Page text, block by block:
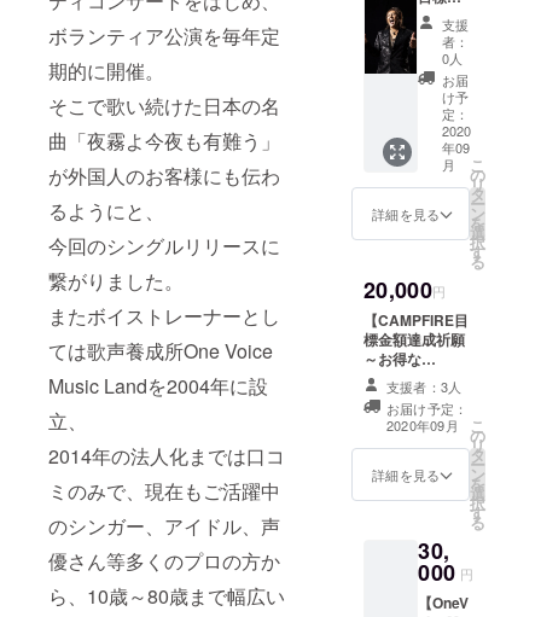
ボランティア公演を毎年定
期的に開催。
そこで歌い続けた日本の名
曲「夜霧よ今夜も有難う」
が外国人のお客様にも伝わ
るようにと、
今回のシングルリリースに
繋がりました。
またボイストレーナーとし
ては歌声養成所One Voice
Music Landを2004年に設
立、
2014年の法人化までは口コ
ミのみで、現在もご活躍中
のシンガー、アイドル、声
優さん等多くのプロの方か
ら、10歳～80歳まで幅広い
ＣＤを
ご選択
くださ
い ※リ
ターン
開始時
に、ご
希望講
師、
ン日時
を伺わ
参考
URL:On
eVoice
MusicL
and
http://m
ackie-i-
lands.c
o.jp/ov
ml/
ピック
本橋
ウィン
テルビ
ルＢ１
※リター
ン開始
時に、
ご希望
講師、
レッス
ン日時
す。 ※
は含み
ませ
ん。
例）60
分コー
ス
￥5,000
￥5,500
）× 2回
用
￥9,500
（従来
の￥500
額達成
祈願～
お得な
O.V.M.L.
レッス
ン券】
￥18,00
0分相当
のレッ
スン券
場所）
OneVoi
スタジ
都中央
区日本
橋小網
町7-8 日
本橋
ウィン
※リター
ン開始
講師、
レッス
ン日時
支援
者：
0人
お届
け予
定：
2020
年09
月
詳細を見る
こ
の
リ
タ
ー
ン
を
選
択
す
る
20,000円
【CAMPFIRE目
標金額達成祈願
～お得な
O.V.M.L.レッス
ン券】 ￥24,000
分相当のレッス
ン券 場所）
OneVoiceMusic
Landスタジオ 東
ビルＢ１ ※リ
ターン開始時
に、ご希望講
師、レッスン日
支援者：3人
お届け予定：
2020年09月
詳細を見る
こ
の
リ
タ
ー
ン
を
選
択
す
る
30,
000 円
【OneV